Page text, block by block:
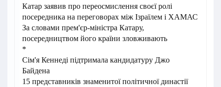
Катар заявив про переосмислення своєї ролі
посередника на переговорах між Ізраїлем і ХАМАС
За словами прем'єр-міністра Катару,
посередництвом його країни зловживають
*
Сім'я Кеннеді підтримала кандидатуру Джо
Байдена
15 представників знаменитої політичної династії